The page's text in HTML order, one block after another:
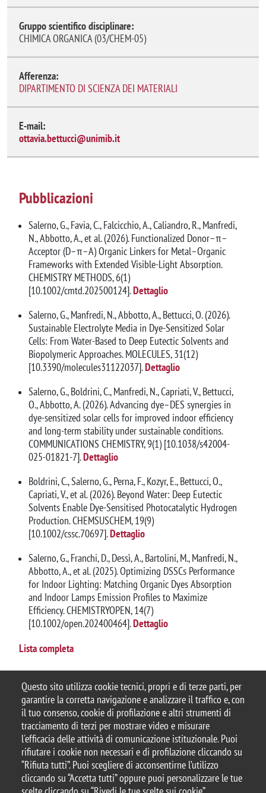
Questo sito utilizza cookie tecnici, propri e di terze parti, per
garantire la corretta navigazione e analizzare il traffico e, con
il tuo consenso, cookie di profilazione e altri strumenti di
tracciamento di terzi per mostrare video e misurare
l'efficacia delle attività di comunicazione istituzionale. Puoi
rifiutare i cookie non necessari e di profilazione cliccando su
“Rifiuta tutti”. Puoi scegliere di acconsentirne l’utilizzo
cliccando su “Accetta tutti” oppure puoi personalizzare le tue
Gruppo scientifico disciplinare:
CHIMICA ORGANICA (03/CHEM-05)
Afferenza:
DIPARTIMENTO DI SCIENZA DEI MATERIALI
E-mail:
ottavia.bettucci@unimib.it
Pubblicazioni
Salerno, G., Favia, C., Falcicchio, A., Caliandro, R., Manfredi,
N., Abbotto, A., et al. (2026). Functionalized Donor–π–
Acceptor (D–π–A) Organic Linkers for Metal–Organic
Frameworks with Extended Visible-Light Absorption.
CHEMISTRY METHODS, 6(1)
[10.1002/cmtd.202500124].Dettaglio
Salerno, G., Manfredi, N., Abbotto, A., Bettucci, O. (2026).
Sustainable Electrolyte Media in Dye-Sensitized Solar
Cells: From Water-Based to Deep Eutectic Solvents and
Biopolymeric Approaches. MOLECULES, 31(12)
[10.3390/molecules31122037].Dettaglio
Salerno, G., Boldrini, C., Manfredi, N., Capriati, V., Bettucci,
O., Abbotto, A. (2026). Advancing dye–DES synergies in
dye-sensitized solar cells for improved indoor efficiency
and long-term stability under sustainable conditions.
COMMUNICATIONS CHEMISTRY, 9(1) [10.1038/s42004-
025-01821-7].Dettaglio
Boldrini, C., Salerno, G., Perna, F., Kozyr, E., Bettucci, O.,
Capriati, V., et al. (2026). Beyond Water: Deep Eutectic
Solvents Enable Dye-Sensitised Photocatalytic Hydrogen
Production. CHEMSUSCHEM, 19(9)
[10.1002/cssc.70697].Dettaglio
Salerno, G., Franchi, D., Dessì, A., Bartolini, M., Manfredi, N.,
Abbotto, A., et al. (2025). Optimizing DSSCs Performance
for Indoor Lighting: Matching Organic Dyes Absorption
and Indoor Lamps Emission Profiles to Maximize
Efficiency. CHEMISTRYOPEN, 14(7)
[10.1002/open.202400464].Dettaglio
Lista completa
© 2025 Università degli Studi di Milano-Bicocca
Piazza dell'Ateneo Nuovo, 1 - 20126, Milano
Casella PEC:ateneo.bicocca@pec.unimib.it
P.I. 12621570154 |Contattaci